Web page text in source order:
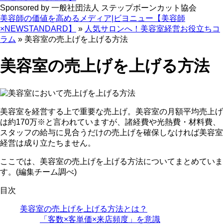
Sponsored by 一般社団法人 ステップボーンカット協会
美容師の価値を高めるメディア|ビヨニュー【美容師
×NEWSTANDARD】
» 人気サロンへ！美容室経営お役立ちコ
ラム » 美容室の売上げを上げる方法
美容室の売上げを上げる方法
美容室を経営する上で重要な売上げ。美容室の月額平均売上げ
は約170万※と言われていますが、諸経費や光熱費・材料費、
スタッフの給与に見合うだけの売上げを確保しなければ美容室
経営は成り立たちません。
ここでは、美容室の売上げを上げる方法についてまとめていま
す。(編集チーム調べ)
目次
美容室の売上げを上げる方法とは？
「客数×客単価×来店頻度」を意識